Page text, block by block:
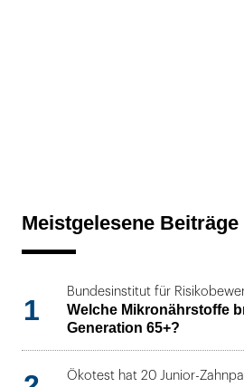
Meistgelesene Beiträge
1
Bundesinstitut für
Welche Mikronährstoffe
Generation 65+?
Ökotest hat 20 Junior-